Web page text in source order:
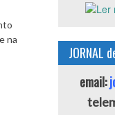
na
JORNAL
email: